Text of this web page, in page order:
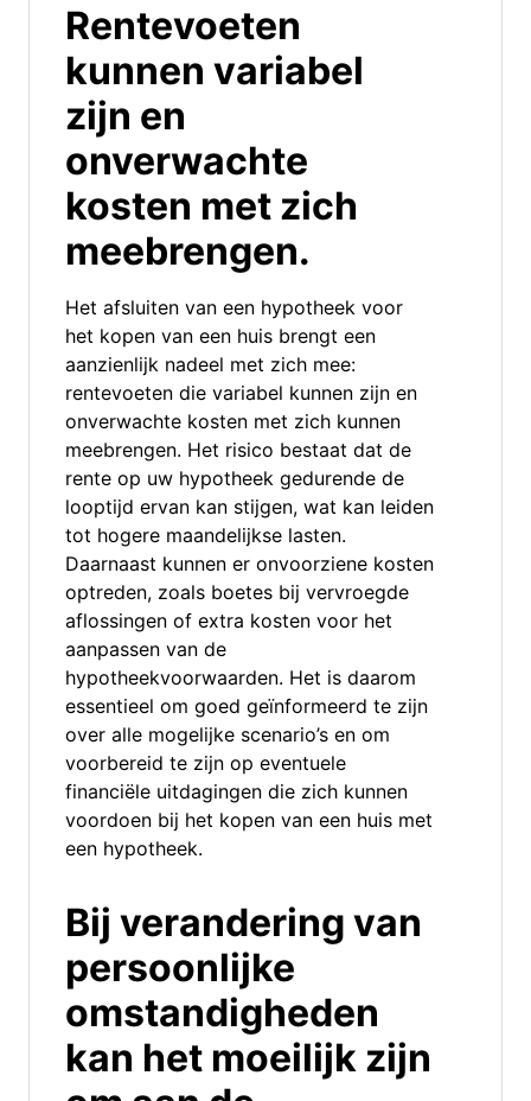
Rentevoeten
kunnen variabel
zijn en
onverwachte
kosten met zich
meebrengen.
Het afsluiten van een hypotheek voor
het kopen van een huis brengt een
aanzienlijk nadeel met zich mee:
rentevoeten die variabel kunnen zijn en
onverwachte kosten met zich kunnen
meebrengen. Het risico bestaat dat de
rente op uw hypotheek gedurende de
looptijd ervan kan stijgen, wat kan leiden
tot hogere maandelijkse lasten.
Daarnaast kunnen er onvoorziene kosten
optreden, zoals boetes bij vervroegde
aflossingen of extra kosten voor het
aanpassen van de
hypotheekvoorwaarden. Het is daarom
essentieel om goed geïnformeerd te zijn
over alle mogelijke scenario’s en om
voorbereid te zijn op eventuele
financiële uitdagingen die zich kunnen
voordoen bij het kopen van een huis met
een hypotheek.
Bij verandering van
persoonlijke
omstandigheden
kan het moeilijk zijn